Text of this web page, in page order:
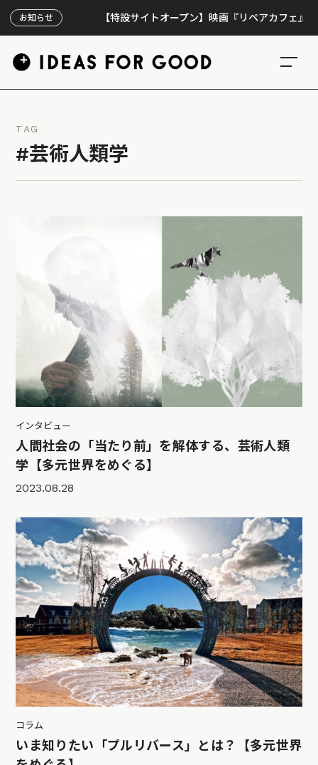
お知らせ 【特設サイトオープン】映画『リペアカフェ』、上映
TAG
#芸術人類学
インタビュー
人間社会の「当たり前」を解体する、芸術人類
学【多元世界をめぐる】
2023.08.28
コラム
いま知りたい「プルリバース」とは？【多元世界